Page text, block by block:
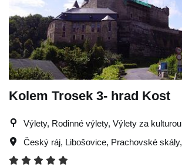
Kolem Trosek 3- hrad Kost
Výlety, Rodinné výlety, Výlety za kulturou
Český ráj, Libošovice, Prachovské skály,